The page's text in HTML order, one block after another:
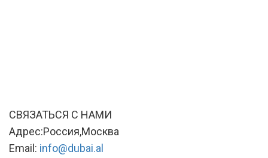
СВЯЗАТЬСЯ С НАМИ
Адрес:Россия,Москва
Email: info@dubai.al